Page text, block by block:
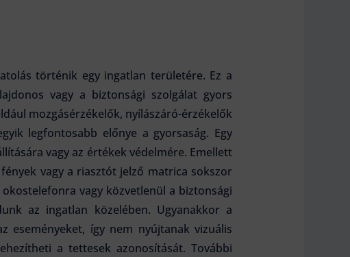
történik egy ingatlan területére. Ez a
vagy a biztonsági szolgálat gyors
mozgásérzékelők, nyílászáró-érzékelők
legfontosabb előnye a gyorsaság. Egy
vagy az értékek védelmére. Emellett
vagy a riasztót jelző matrica sokszor
vagy közvetlenül a biztonsági
az ingatlan közelében. Ugyanakkor a
eseményeket, így nem nyújtanak vizuális
a tettesek azonosítását. További